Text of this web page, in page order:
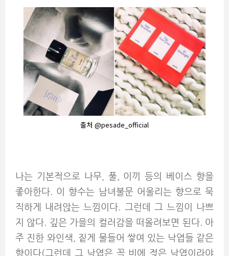
출처 @pesade_official
나는 기본적으로 나무, 풀, 이끼 등의 베이스 향을
좋아한다. 이 향수는 남녀불문 어울리는 향으로 묵
직하게 내려앉는 느낌이다. 그런데 그 느낌이 나쁘
지 않다. 깊은 가을의 컬러감을 떠올려보면 된다. 아
주 진한 와인색, 짙게 물들어 쌓여 있는 낙엽들 같은
향이다(그런데 그 낙엽은 꼭 비에 젖은 낙엽이라야